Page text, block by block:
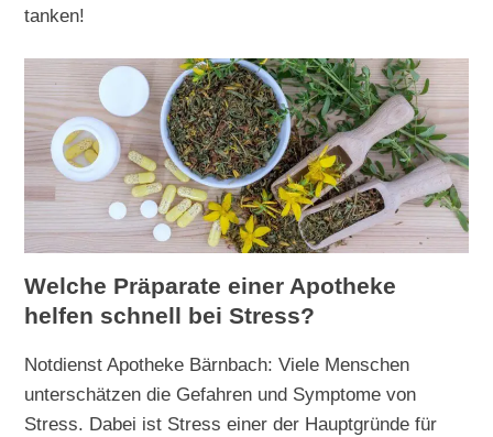
tanken!
Welche Präparate einer Apotheke
helfen schnell bei Stress?
Notdienst Apotheke Bärnbach: Viele Menschen
unterschätzen die Gefahren und Symptome von
Stress. Dabei ist Stress einer der Hauptgründe für